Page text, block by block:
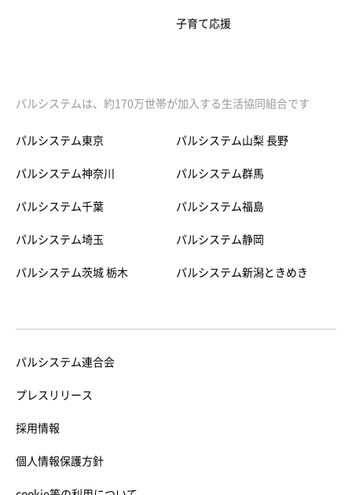
子育て応援
パルシステムは、約170万世帯が加入する生活協同組合です
パルシステム東京
パルシステム神奈川
パルシステム千葉
パルシステム埼玉
パルシステム茨城 栃木
パルシステム山梨 長野
パルシステム群馬
パルシステム福島
パルシステム静岡
パルシステム新潟ときめき
パルシステム連合会
プレスリリース
採用情報
個人情報保護方針